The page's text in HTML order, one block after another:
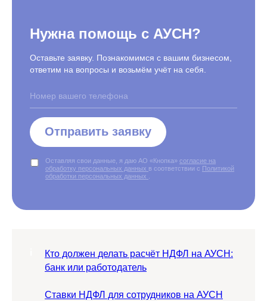
Нужна помощь с АУСН?
Оставьте заявку. Познакомимся с вашим бизнесом,
ответим на вопросы и возьмём учёт на себя.
Отправить заявку
Оставляя свои данные, я даю АО «Кнопка» согласие на
обработку персональных данных в соответствии с Политикой
обработки персональных данных
Кто должен делать расчёт НДФЛ на АУСН:
банк или работодатель
Ставки НДФЛ для сотрудников на АУСН